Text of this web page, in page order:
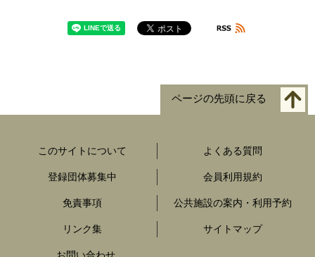
ページの先頭に戻る
このサイトについて よくある質問
登録団体募集中 会員利用規約
免責事項 公共施設の案内・利用予約
リンク集 サイトマップ
お問い合わせ